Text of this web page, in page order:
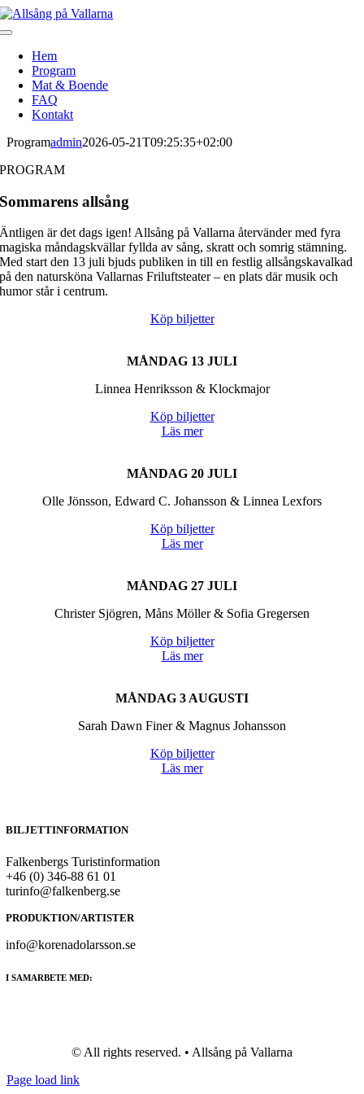
Skip
to
Toggle
Navigation
Hem
Program
Mat & Boende
FAQ
Kontakt
Programadmin2026-05-21T09:25:35+02:00
PROGRAM
Sommarens allsång
Äntligen är det dags igen! Allsång på Vallarna återvänder med fyra
magiska måndagskvällar fyllda av sång, skratt och somrig stämning.
Med start den 13 juli bjuds publiken in till en festlig allsångskavalkad
på den natursköna Vallarnas Friluftsteater – en plats där musik och
humor står i centrum.
Köp biljetter
MÅNDAG 13 JULI
Linnea Henriksson & Klockmajor
Köp biljetter
Läs mer
MÅNDAG 20 JULI
Olle Jönsson, Edward C. Johansson & Linnea Lexfors
Köp biljetter
Läs mer
MÅNDAG 27 JULI
Christer Sjögren, Måns Möller & Sofia Gregersen
Köp biljetter
Läs mer
MÅNDAG 3 AUGUSTI
Sarah Dawn Finer & Magnus Johansson
Köp biljetter
Läs mer
BILJETTINFORMATION
Falkenbergs Turistinformation
+46 (0) 346-88 61 01
turinfo@falkenberg.se
PRODUKTION/ARTISTER
info@korenadolarsson.se
I SAMARBETE MED:
© All rights reserved. • Allsång på Vallarna
Page load link